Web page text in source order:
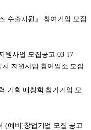
수출지원』 참여기업 모집
원사업 모집공고 03-17
지원사업 참여업소 모집
기회 매칭회 참가기업 모
(예비)창업기업 모집 공고